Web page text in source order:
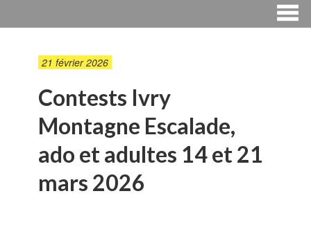
21 février 2026
Contests Ivry
Montagne Escalade,
ado et adultes 14 et 21
mars 2026